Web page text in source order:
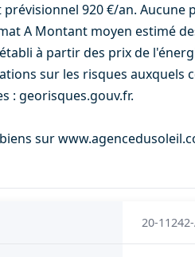
920 €/an. Aucune
A Montant moyen estimé
à partir des prix de
sur les risques auxquels
: georisques.gouv.fr.
sur
20-